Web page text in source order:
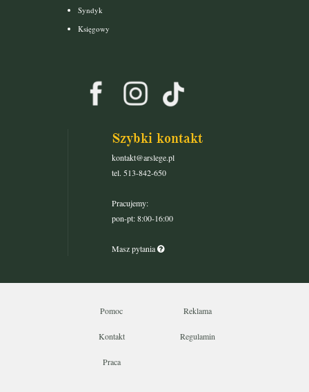
Syndyk
Księgowy
Szybki kontakt
kontakt@arslege.pl
tel. 513-842-650
Pracujemy:
pon-pt: 8:00-16:00
Masz pytania
Pomoc Reklama
Kontakt Regulamin
Praca